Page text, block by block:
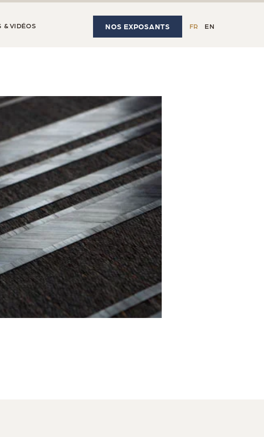
& VIDÉOS NOS EXPOSANTS FR EN